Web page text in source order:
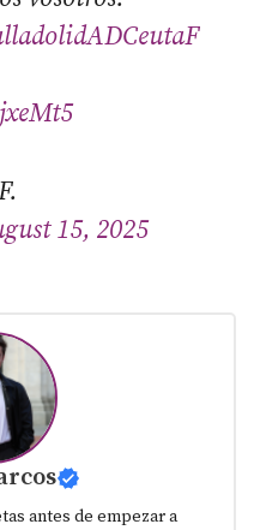
15, 2025
antes de empezar a